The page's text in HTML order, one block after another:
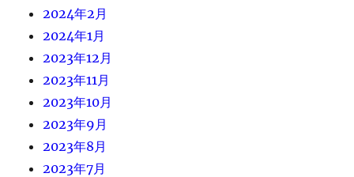
2024年2月
2024年1月
2023年12月
2023年11月
2023年10月
2023年9月
2023年8月
2023年7月